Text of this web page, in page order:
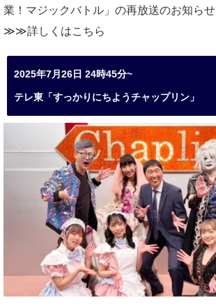
業！マジックバトル」の再放送のお知らせ
≫≫詳しくはこちら
2025年7月26日 24時45分~
テレ東「すっかりにちようチャップリン」